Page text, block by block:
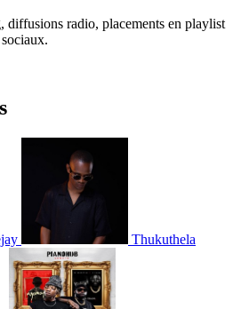
diffusions radio, placements en playlist
Thukuthela